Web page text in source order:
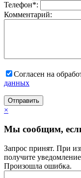
Телефон*:
Комментарий:
Согласен на
данных
Отправить
×
Мы сообщим,
Запрос принят. При
получите
Произошла ошибка.